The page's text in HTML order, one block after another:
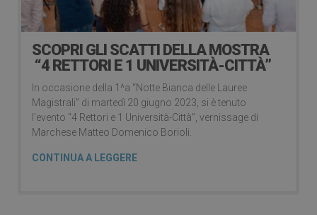
SCOPRI GLI SCATTI DELLA MOSTRA
“4 RETTORI E 1 UNIVERSITÀ-CITTÀ”
In occasione della 1^a “Notte Bianca delle Lauree
Magistrali” di martedì 20 giugno 2023, si è tenuto
l’evento “4 Rettori e 1 Università-Città”, vernissage di
Marchese Matteo Domenico Borioli.
CONTINUA A LEGGERE